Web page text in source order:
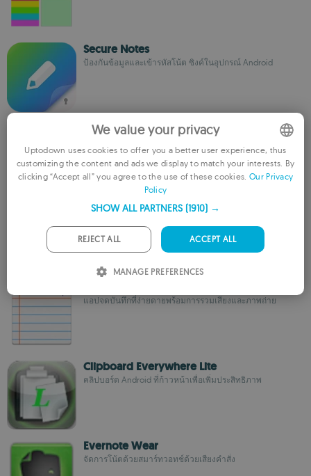
Secure Notes
ป้องกันข้อมูลและเข้ารหัสโน้ต ซิงค์ในอุปกรณ์ Android
QEdit
Bloco de Notas
แอปจดบันทึกที่ง่ายดายพร้อมการรวมเสียงและภาพถ่าย
Clipboard Everywhere Lite
คลิปบอร์ด Android ที่ก้าวหน้าเพื่อเพิ่มประสิทธิภาพ
Evernote Wear
จัดการโน้ตด้วยสมาร์ทวอทช์ด้วยเสียงคำสั่ง
ENGLISH
We value your privacy
Uptodown uses cookies to offer you a better user experience, thus
customizing the content and ads we display to match your interests. By
clicking “Accept all” you agree to the use of these cookies. Our Privacy
Policy
SHOW ALL PARTNERS (1910) →
ACCEPT ALL
REJECT ALL
MANAGE PREFERENCES